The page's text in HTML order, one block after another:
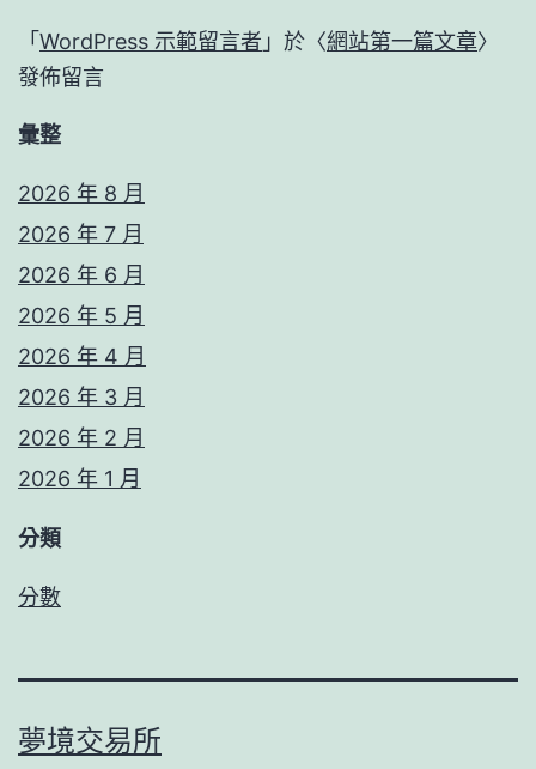
「 WordPress 示範留言者 」於〈網站第一篇文章〉
發佈留言
彙整
2026 年 8 月
2026 年 7 月
2026 年 6 月
2026 年 5 月
2026 年 4 月
2026 年 3 月
2026 年 2 月
2026 年 1 月
分類
分數
夢境交易所